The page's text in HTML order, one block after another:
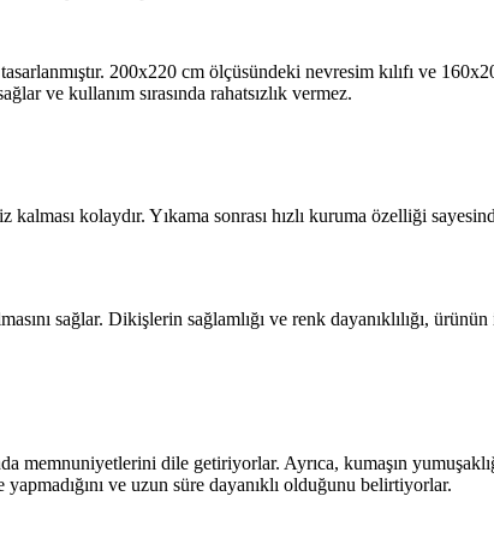
200x220 cm ölçüsündeki nevresim kılıfı ve
ve kullanım sırasında rahatsızlık vermez.
kolaydır. Yıkama sonrası hızlı kuruma özelliği
sağlar. Dikişlerin sağlamlığı ve renk dayanıklılığı,
memnuniyetlerini dile getiriyorlar. Ayrıca, kumaşın
yapmadığını ve uzun süre dayanıklı olduğunu belirtiyorlar.